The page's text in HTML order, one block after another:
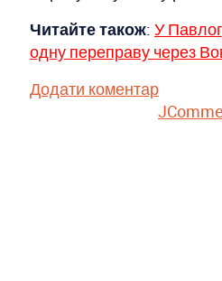
Читайте також: У
одну переправу через
Додати коментар